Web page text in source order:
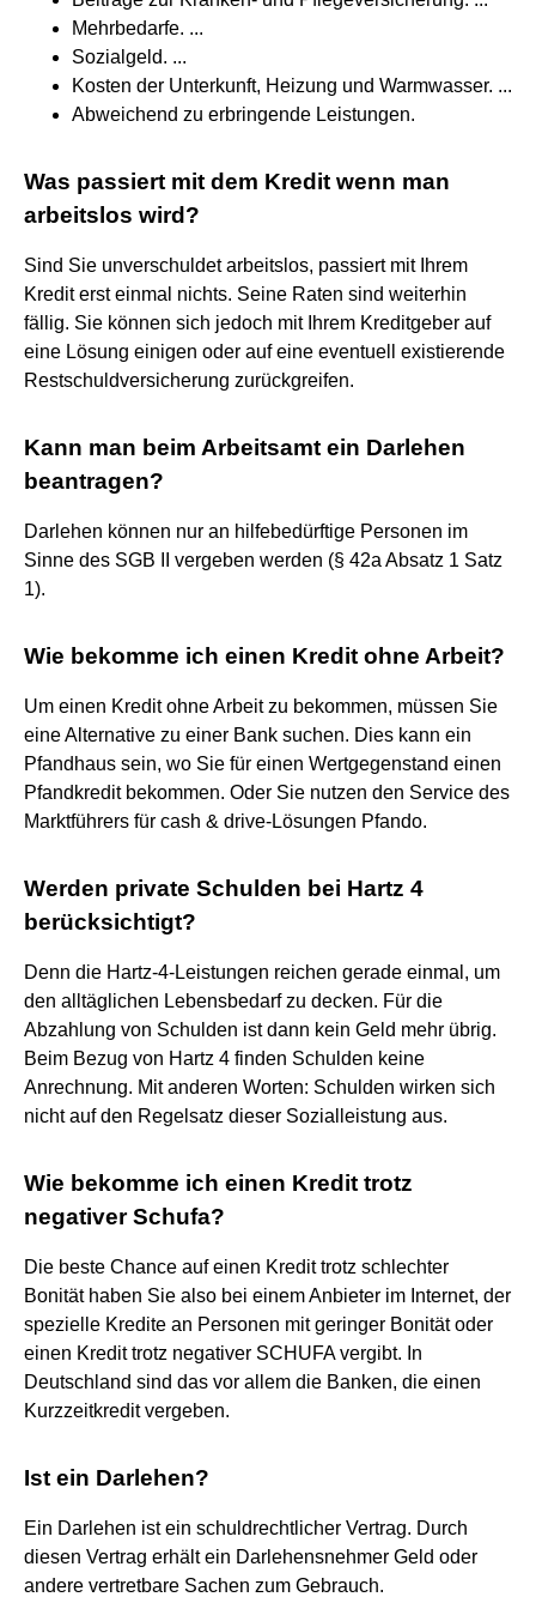
Mehrbedarfe. ...
Sozialgeld. ...
Kosten der Unterkunft, Heizung und Warmwasser. ...
Abweichend zu erbringende Leistungen.
Was passiert mit dem Kredit wenn man
arbeitslos wird?
Sind Sie unverschuldet arbeitslos, passiert mit Ihrem
Kredit erst einmal nichts. Seine Raten sind weiterhin
fällig. Sie können sich jedoch mit Ihrem Kreditgeber auf
eine Lösung einigen oder auf eine eventuell existierende
Restschuldversicherung zurückgreifen.
Kann man beim Arbeitsamt ein Darlehen
beantragen?
Darlehen können nur an hilfebedürftige Personen im
Sinne des SGB II vergeben werden (§ 42a Absatz 1 Satz
1).
Wie bekomme ich einen Kredit ohne Arbeit?
Um einen Kredit ohne Arbeit zu bekommen, müssen Sie
eine Alternative zu einer Bank suchen. Dies kann ein
Pfandhaus sein, wo Sie für einen Wertgegenstand einen
Pfandkredit bekommen. Oder Sie nutzen den Service des
Marktführers für cash & drive-Lösungen Pfando.
Werden private Schulden bei Hartz 4
berücksichtigt?
Denn die Hartz-4-Leistungen reichen gerade einmal, um
den alltäglichen Lebensbedarf zu decken. Für die
Abzahlung von Schulden ist dann kein Geld mehr übrig.
Beim Bezug von Hartz 4 finden Schulden keine
Anrechnung. Mit anderen Worten: Schulden wirken sich
nicht auf den Regelsatz dieser Sozialleistung aus.
Wie bekomme ich einen Kredit trotz
negativer Schufa?
Die beste Chance auf einen Kredit trotz schlechter
Bonität haben Sie also bei einem Anbieter im Internet, der
spezielle Kredite an Personen mit geringer Bonität oder
einen Kredit trotz negativer SCHUFA vergibt. In
Deutschland sind das vor allem die Banken, die einen
Kurzzeitkredit vergeben.
Ist ein Darlehen?
Ein Darlehen ist ein schuldrechtlicher Vertrag. Durch
diesen Vertrag erhält ein Darlehensnehmer Geld oder
andere vertretbare Sachen zum Gebrauch.